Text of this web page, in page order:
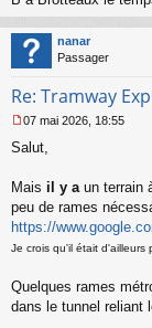
nanar
Passager
Re: Tramway
e
s
g
e
n
n
u
07 mai 2026, 18:55
Salut,
Mais il y aun terrain
peu de rames
https://
Je crois qu'il était d'ailleurs
Quelques rames
dans le tunnel reliant